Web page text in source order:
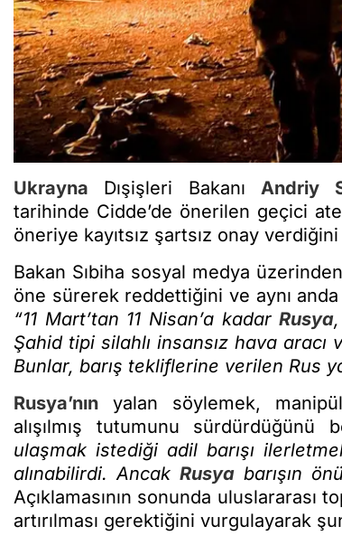
Ukrayna Dışişleri Bakanı Andriy
tarihinde Cidde’de önerilen geçici
öneriye kayıtsız şartsız onay verdiğini
Bakan Sıbiha sosyal medya üzerinden
öne sürerek reddettiğini ve aynı anda
“11 Mart’tan 11 Nisan’a kadarRusya,
Şahid tipi silahlı insansız hava aracı
Bunlar, barış tekliflerine verilen Rus
Rusya’nın yalan söylemek,
alışılmış tutumunu sürdürdüğünü
ulaşmak istediği adil barışı
alınabilirdi. Ancak Rusya barışın
Açıklamasının sonunda uluslararası
artırılması gerektiğini vurgulayarak